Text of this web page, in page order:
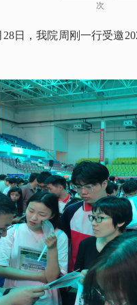
次
日，我院周刚一行受邀